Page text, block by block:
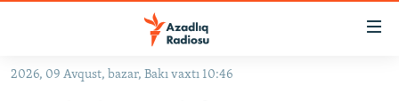
Əsas
2026, 09 Avqust, bazar, Bakı vaxtı 10:46